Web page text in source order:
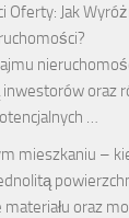
Oferty: Jak
inwestorów oraz
…
mieszkaniu –
oraz